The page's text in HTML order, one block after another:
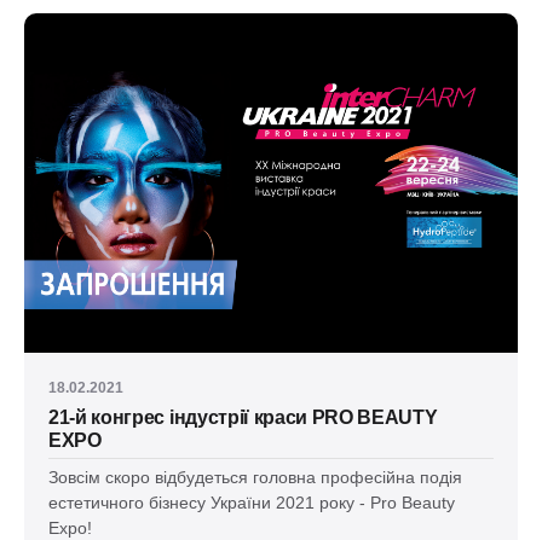
18.02.2021
21-й конгрес індустрії краси PRO BEAUTY
EXPO
Зовсім скоро відбудеться головна професійна подія
естетичного бізнесу України 2021 року - Pro Beauty
Expo!